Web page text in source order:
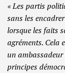
« Les partis
sans les
lorsque les faits
agréments. Cela
un ambassadeur
principes